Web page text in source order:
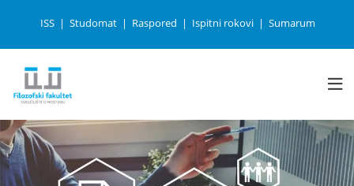
ISS Studomat Raspored Ispitni rokovi Sumarum